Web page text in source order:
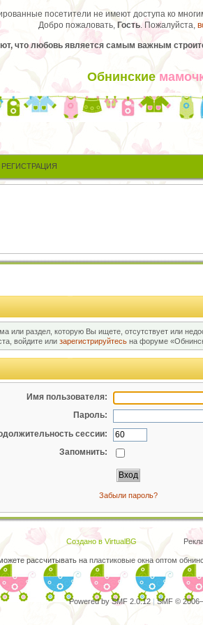
посетители не имеют доступа ко
Добро пожаловать, Гость. Пожалуйста,
что любовь является самым важным
Обнинские
РЕГИСТРАЦИЯ
или раздел, которую Вы ищете, отсутствует или
войдите или зарегистрируйтесь на форуме
Имя пользователя:
Пароль:
сессии:
Запомнить:
Забыли пароль?
Создано в VirtualBG
рассчитывать на пластиковые окна оптом
Powered by SMF 2.0.12|SMF ©